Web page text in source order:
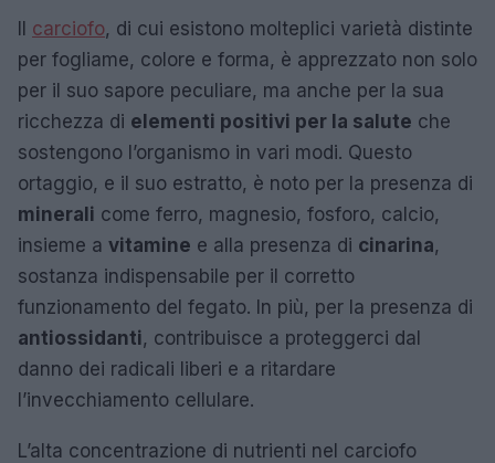
Il carciofo, di cui esistono molteplici varietà distinte
per fogliame, colore e forma, è apprezzato non solo
per il suo sapore peculiare, ma anche per la sua
ricchezza di elementi positivi per la salute che
sostengono l’organismo in vari modi. Questo
ortaggio, e il suo estratto, è noto per la presenza di
minerali come ferro, magnesio, fosforo, calcio,
insieme a vitamine e alla presenza di cinarina,
sostanza indispensabile per il corretto
funzionamento del fegato. In più, per la presenza di
antiossidanti, contribuisce a proteggerci dal
danno dei radicali liberi e a ritardare
l’invecchiamento cellulare.
L’alta concentrazione di nutrienti nel carciofo